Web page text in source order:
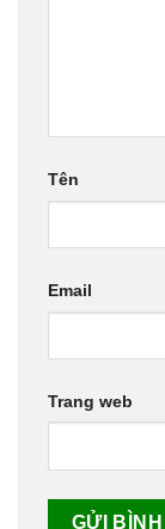
Tên
Email
Trang web